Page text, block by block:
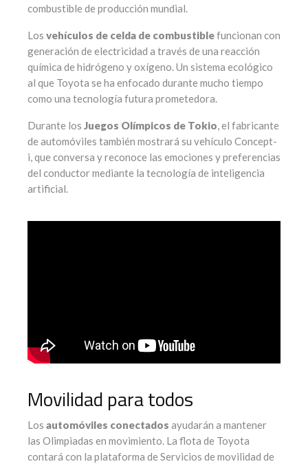
combustible de producción mundial.
Los vehículos de celda de combustiblefuncionan con
generación de electricidad a través de una reacción
química de hidrógeno y oxígeno. Un sistema ecológico
al que Toyota se ha enfocado durante mucho tiempo
como una tecnología futura prometedora.
Durante los Juegos Olímpicos de Tokio, el fabricante
de automóviles también mostrará su vehículo Concept-
i, que conversa y reconoce las emociones y preferencias
del conductor mediante la tecnología de inteligencia
artificial.
Movilidad para todos
Los automóviles conectados ayudarán a mantener
las Olimpiadas en movimiento. La flota de Toyota
contará con la plataforma de Servicios de movilidad de